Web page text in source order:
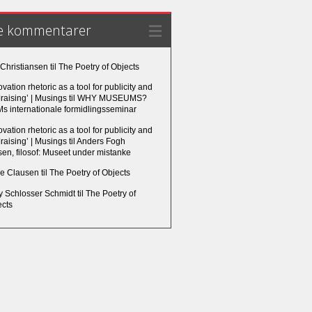
kommentarer
tilThe Poetry of Objects
rhetoric as a tool for publicity and
| Musings tilWHY MUSEUMS?
internationale formidlingsseminar
rhetoric as a tool for publicity and
| Musings tilAnders Fogh
filosof: Museet under mistanke
Clausen tilThe Poetry of Objects
Schlosser SchmidttilThe Poetry of